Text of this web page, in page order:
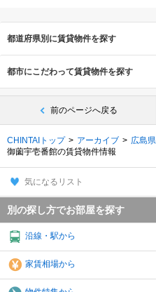
都道府県別に賃貸物件を探す
都市にこだわって賃貸物件を探す
前のページへ戻る
CHINTAIトップ アーカイブ 広島県
御薗宇壱番館の賃貸物件情報
気になるリスト
別の探し方でお部屋を探す
沿線・駅から
家賃相場から